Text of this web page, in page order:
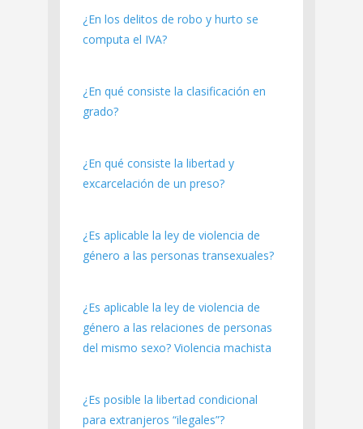
¿En los delitos de robo y hurto se
computa el IVA?
¿En qué consiste la clasificación en
grado?
¿En qué consiste la libertad y
excarcelación de un preso?
¿Es aplicable la ley de violencia de
género a las personas transexuales?
¿Es aplicable la ley de violencia de
género a las relaciones de personas
del mismo sexo? Violencia machista
¿Es posible la libertad condicional
para extranjeros “ilegales”?